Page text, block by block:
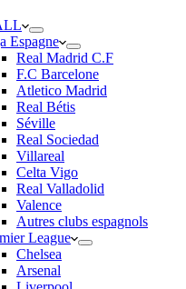
Espagne
Real Madrid C.F
F.C Barcelone
Atletico Madrid
Real Bétis
Séville
Real Sociedad
Villareal
Celta Vigo
Real Valladolid
Valence
Autres clubs espagnols
League
Chelsea
Arsenal